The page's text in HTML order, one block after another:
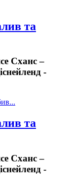
та
Сханс –
-
та
Сханс –
-